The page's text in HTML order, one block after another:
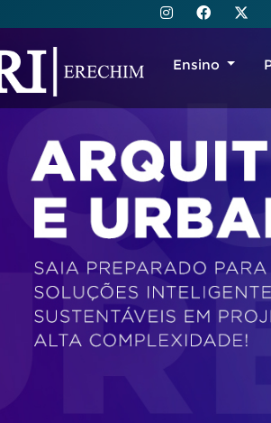
Ensino